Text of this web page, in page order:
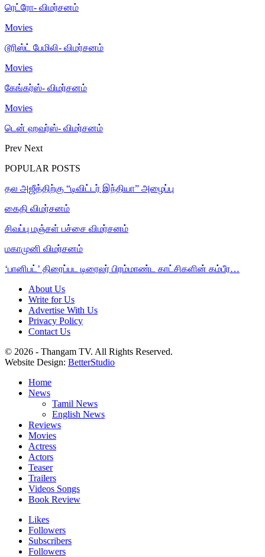
ரெட்ரோ- விமர்சனம்
Movies
டூரிஸ்ட் பேமிலி- விமர்சனம்
Movies
கேங்கர்ஸ்- விமர்சனம்
Movies
டென் ஹவர்ஸ்- விமர்சனம்
Prev Next
POPULAR POSTS
தல அஜீத்திற்கு “டிவிட்டர் இந்தியா” அழைப்பு
கைதி விமர்சனம்
சிவப்பு மஞ்சள் பச்சை விமர்சனம்
மகாமுனி விமர்சனம்
‘பானிபட்’ திரைப்பட டிரைலர் பிரம்மாண்ட காட்சிகளின் கம்பீர…
About Us
Write for Us
Advertise With Us
Privacy Policy
Contact Us
© 2026 - Thangam TV. All Rights Reserved.
Website Design: BetterStudio
Home
News
Tamil News
English News
Reviews
Movies
Actress
Actors
Teaser
Trailers
Videos Songs
Book Review
Likes
Followers
Subscribers
Followers